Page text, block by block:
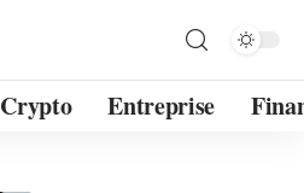
Crypto Entreprise